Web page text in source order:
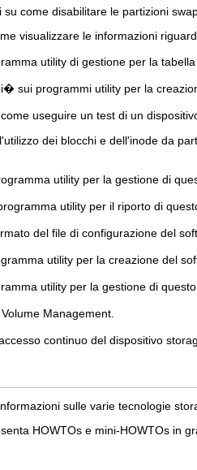
come disabilitare le partizioni
visualizzare le informazioni
utility di gestione per la tabella
sui programmi utility per la
useguire un test di un
dei blocchi e dell'inode da
utility per la gestione di
utility per il riporto di
del file di configurazione del
utility per la creazione del
utility per la gestione di questo
Management.
continuo del dispositivo
sulle varie tecnologie
HOWTOs e mini-HOWTOs in